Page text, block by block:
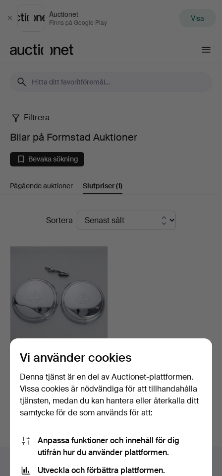
Stäng
Auctionet
Finns på Google Play Visa
Bilar
på
Formstad
Auktioner
Filtrera
Bilar på Formstad Auktioner
Bevaka sökning
Pågående auktioner Slutpriser(1)
SlutpriserSortera
RESERVDELAR till bil,
Lotus & Jaguar.
Klubbades 7 mar 2025
1 bud
32 USD
Vi använder cookies
Denna tjänst är en del av Auctionet-plattformen.
Vissa cookies är nödvändiga för att tillhandahålla
tjänsten, medan du kan hantera eller återkalla ditt
samtycke för de som används för att:
Anpassa funktioner och innehåll för dig
utifrån hur du använder plattformen.
Utveckla och förbättra plattformen.